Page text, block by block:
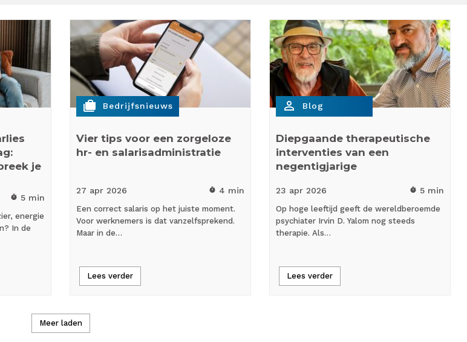
je
timer 5 min
energie
In de
cases Bedrijfsnieuws
Vier tips voor een zorgeloze
hr- en salarisadministratie
27 apr 2026 timer 4 min
Een correct salaris op het juiste moment.
Voor werknemers is dat vanzelfsprekend.
Maar in de…
Lees verder
person_outline Blog
Diepgaande therapeutische
interventies van een
negentigjarige
23 apr 2026 timer 5 min
Op hoge leeftijd geeft de wereldberoemde
psychiater Irvin D. Yalom nog steeds
therapie. Als…
Lees verder
Meer laden